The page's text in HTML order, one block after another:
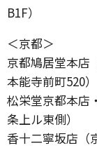
B1F）
＜京都＞
京都鳩居堂本店
本能寺前町520）
松栄堂京都本店
条上ル東側）
香十二寧坂店（